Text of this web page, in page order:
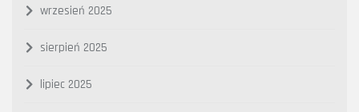
wrzesień 2025
sierpień 2025
lipiec 2025